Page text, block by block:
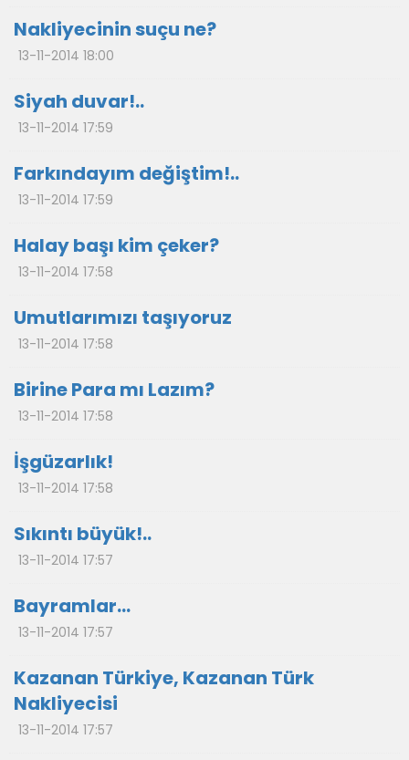
Nakliyecinin suçu ne?
13-11-2014 18:00
Siyah duvar!..
13-11-2014 17:59
Farkındayım değiştim!..
13-11-2014 17:59
Halay başı kim çeker?
13-11-2014 17:58
Umutlarımızı taşıyoruz
13-11-2014 17:58
Birine Para mı Lazım?
13-11-2014 17:58
İşgüzarlık!
13-11-2014 17:58
Sıkıntı büyük!..
13-11-2014 17:57
Bayramlar...
13-11-2014 17:57
Kazanan Türkiye, Kazanan Türk
Nakliyecisi
13-11-2014 17:57